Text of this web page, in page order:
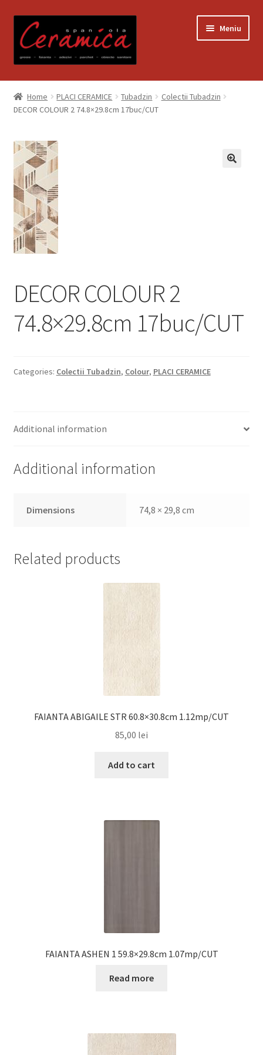
la
navigare
la
conținut
Meniu
Prima pagină
Blog
Contact
Contul meu
Coș
Despre noi
Plata si Livrare
Politică de confidențialitate
Magazin
Home PLACI CERAMICE Tubadzin
Colectii Tubadzin
DECOR COLOUR 2 74.8×29.8cm 17buc/CUT
DECOR COLOUR 2
74.8×29.8cm 17buc/CUT
Categories: Colectii Tubadzin, Colour, PLACI CERAMICE
Additional information
Additional information
Dimensions 74,8 × 29,8 cm
Related products
FAIANTA ABIGAILE STR 60.8×30.8cm 1.12mp/CUT
85,00 lei
Add to cart
FAIANTA ASHEN 1 59.8×29.8cm 1.07mp/CUT
Read more